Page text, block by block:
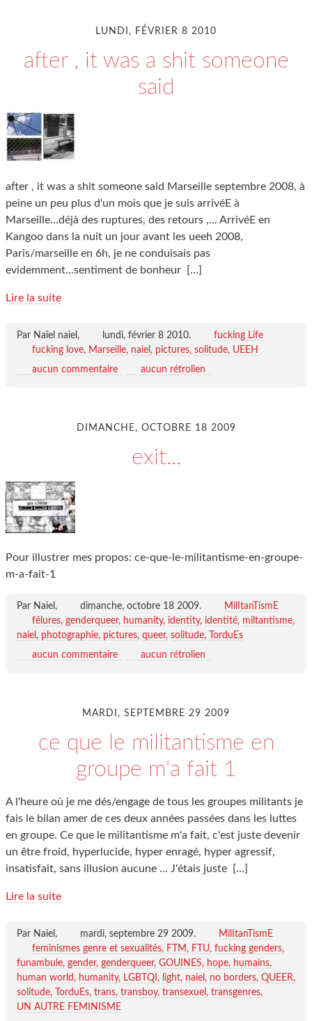
LUNDI, FÉVRIER 8 2010
after , it was a shit someone
said
after , it was a shit someone said Marseille septembre 2008, à
peine un peu plus d'un mois que je suis arrivéE à
Marseille...déjà des ruptures, des retours ,... ArrivéE en
Kangoo dans la nuit un jour avant les ueeh 2008,
Paris/marseille en 6h, je ne conduisais pas
evidemment...sentiment de bonheur
[…]
Lire la suite
Par Naïel naiel, lundi, février 8 2010.
fucking Life
fucking love
Marseille naiel pictures solitude UEEH
aucun commentaire
aucun rétrolien
DIMANCHE, OCTOBRE 18 2009
exit...
Pour illustrer mes propos: ce-que-le-militantisme-en-groupe-
m-a-fait-1
Par Naiel, dimanche, octobre 18 2009.
MilItanTismE
fêlures genderqueer humanity identity identité miltantisme
naiel
photographie pictures queer solitude
TorduEs
aucun commentaire
aucun rétrolien
MARDI, SEPTEMBRE 29 2009
ce que le militantisme en
groupe m'a fait 1
A l'heure où je me dés/engage de tous les groupes militants je
fais le bilan amer de ces deux années passées dans les luttes
en groupe. Ce que le militantisme m'a fait, c'est juste devenir
un être froid, hyperlucide, hyper enragé, hyper agressif,
insatisfait, sans illusion aucune ... J'étais juste
[…]
Lire la suite
Par Naiel, mardi, septembre 29 2009.
MilItanTismE
feminismes genre et sexualités
FTM FTU fucking genders
funambule gender genderqueer GOUINES hope
humains
human world
humanity LGBTQI light naiel no borders QUEER
solitude
TorduEs trans transboy transexuel
transgenres
UN AUTRE FEMINISME